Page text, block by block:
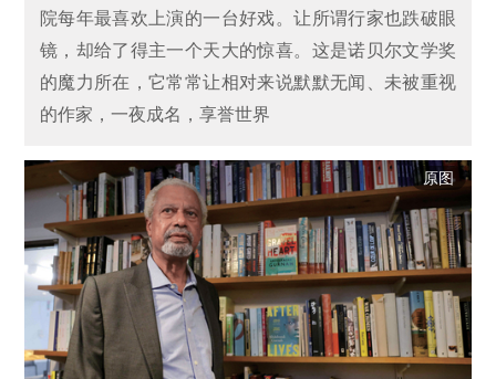
院每年最喜欢上演的一台好戏。让所谓行家也跌破眼
镜，却给了得主一个天大的惊喜。这是诺贝尔文学奖
的魔力所在，它常常让相对来说默默无闻、未被重视
的作家，一夜成名，享誉世界
原图